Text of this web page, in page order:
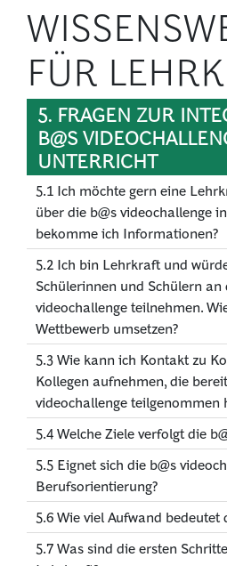
FÜR
5. FRAGEN ZUR
B@S
UNTERRICHT
5.1 Ich möchte gern eine
über die b@s videochallenge
bekomme ich Informationen?
5.2 Ich bin Lehrkraft und
Schülerinnen und Schülern an
videochallenge teilnehmen.
Wettbewerb umsetzen?
5.3 Wie kann ich Kontakt zu
Kollegen aufnehmen, die
videochallenge teilgenommen
5.4 Welche Ziele verfolgt die
5.5 Eignet sich die b@s
Berufsorientierung?
5.6 Wie viel Aufwand bedeutet
5.7 Was sind die ersten